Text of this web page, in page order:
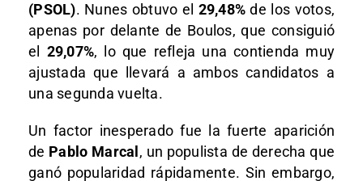
(PSOL). Nunes obtuvo el 29,48% de los votos,
apenas por delante de Boulos, que consiguió
el 29,07%, lo que refleja una contienda muy
ajustada que llevará a ambos candidatos a
una segunda vuelta.
Un factor inesperado fue la fuerte aparición
de Pablo Marcal , un populista de derecha que
ganó popularidad rápidamente. Sin embargo,